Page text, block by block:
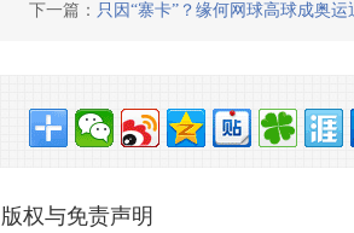
下一篇： 只因“寨卡”？缘何网球高球成奥运
版权与免责声明